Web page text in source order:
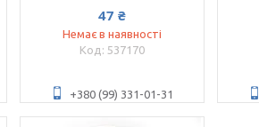
47 ₴
Немає в наявності
537170
+380 (99) 331-01-31